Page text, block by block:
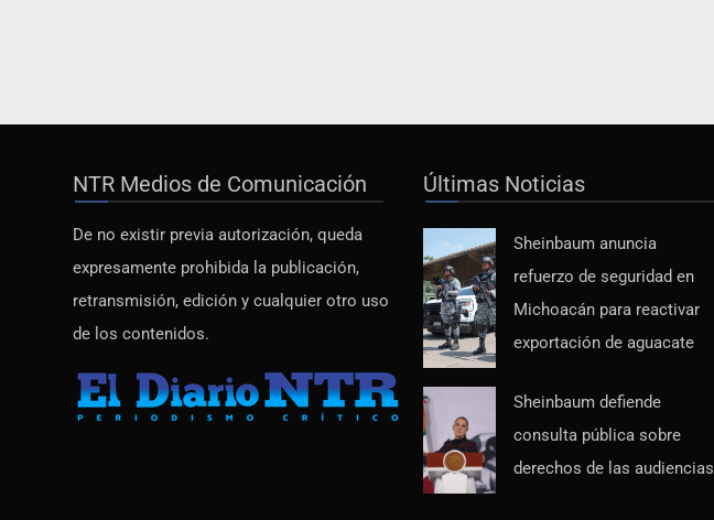
NTR Medios de Comunicación
De no existir previa autorización, queda
expresamente prohibida la publicación,
retransmisión, edición y cualquier otro uso
de los contenidos.
Últimas Noticias
Sheinbaum anuncia
refuerzo de seguridad en
Michoacán para reactivar
exportación de aguacate
Sheinbaum defiende
consulta pública sobre
derechos de las audiencias